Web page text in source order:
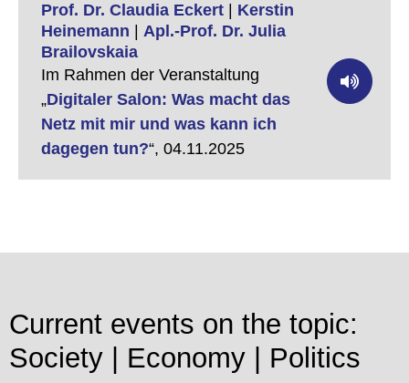
Prof. Dr. Claudia Eckert
Kerstin
Heinemann
Apl.-Prof. Dr. Julia
Brailovskaia
Im Rahmen der Veranstaltung
„Digitaler Salon: Was macht das
Netz mit mir und was kann ich
dagegen tun?“, 04.11.2025
Current events on the topic:
Society | Economy | Politics